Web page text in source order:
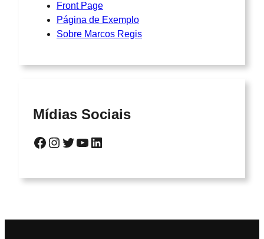
Front Page
Página de Exemplo
Sobre Marcos Regis
Mídias Sociais
Facebook Instagram Twitter YouTube LinkedIn